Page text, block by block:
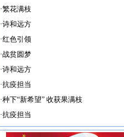
·繁花满枝
·诗和远方
·红色引领
·战贫圆梦
·诗和远方
·抗疫担当
·种下“新希望” 收获果满枝
·抗疫担当